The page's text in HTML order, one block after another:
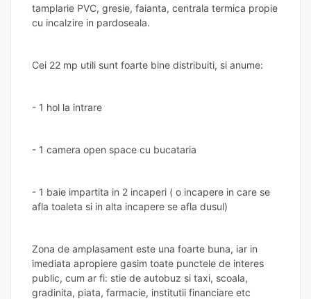
tamplarie PVC, gresie, faianta, centrala termica propie
cu incalzire in pardoseala.
Cei 22 mp utili sunt foarte bine distribuiti, si anume:
- 1 hol la intrare
- 1 camera open space cu bucataria
- 1 baie impartita in 2 incaperi ( o incapere in care se
afla toaleta si in alta incapere se afla dusul)
Zona de amplasament este una foarte buna, iar in
imediata apropiere gasim toate punctele de interes
public, cum ar fi: stie de autobuz si taxi, scoala,
gradinita, piata, farmacie, institutii financiare etc